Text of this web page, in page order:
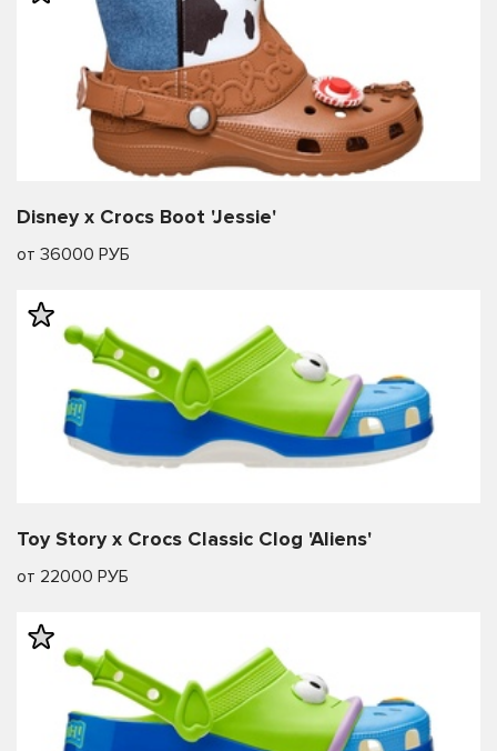
Disney x Crocs Boot 'Jessie'
от 36000 РУБ
Toy Story x Crocs Classic Clog 'Aliens'
от 22000 РУБ